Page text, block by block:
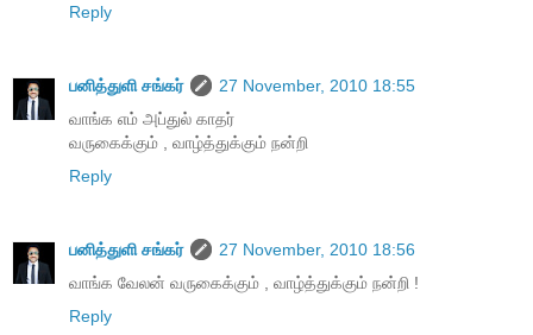
Reply
பனித்துளி சங்கர்
27 November, 2010 18:55
வாங்க எம் அப்துல் காதர்
வருகைக்கும் , வாழ்த்துக்கும் நன்றி
Reply
பனித்துளி சங்கர்
27 November, 2010 18:56
வாங்க வேலன் வருகைக்கும் , வாழ்த்துக்கும் நன்றி !
Reply